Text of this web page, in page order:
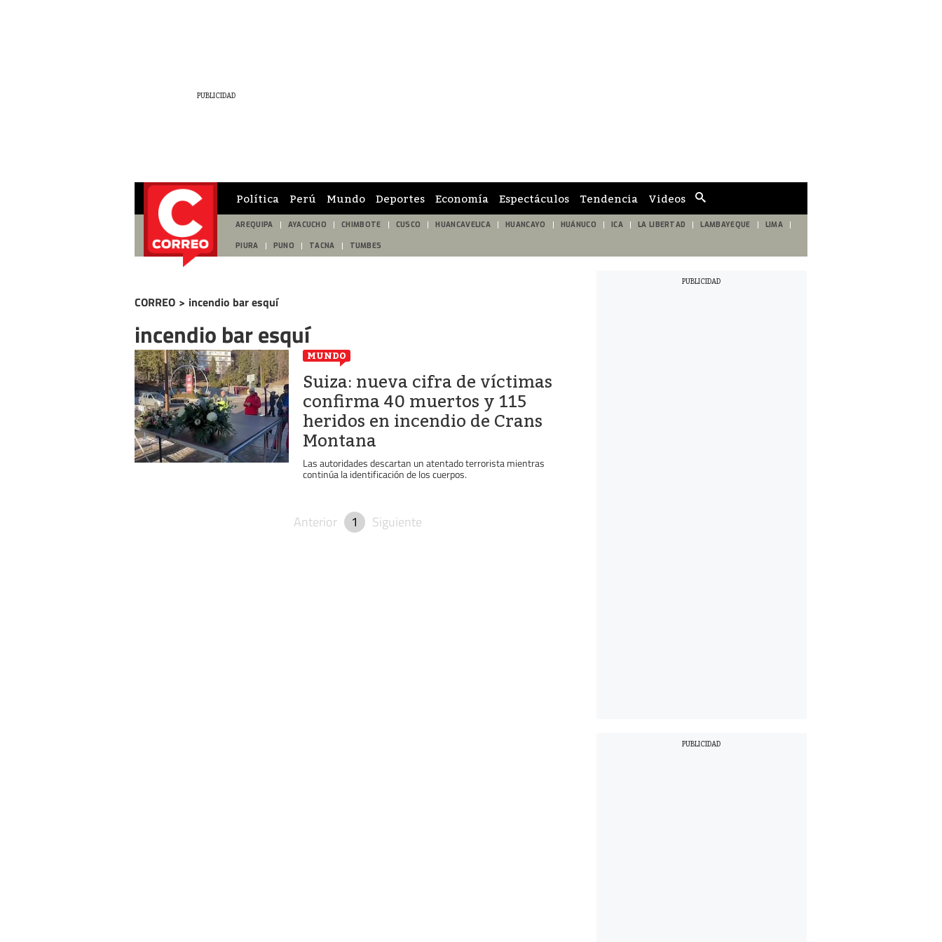
de
búsqueda
Política Perú Mundo Deportes Economía Espectáculos Tendencia Videos
AREQUIPA AYACUCHO CHIMBOTE CUSCO HUANCAVELICA HUANCAYO HUÁNUCO ICA LA LIBERTAD LAMBAYEQUE LIMA
PIURA PUNO TACNA TUMBES
CORREO > incendio bar esquí
incendio bar esquí
MUNDO
Suiza: nueva cifra de víctimas
confirma 40 muertos y 115
heridos en incendio de Crans
Montana
Las autoridades descartan un atentado terrorista mientras
continúa la identificación de los cuerpos.
Anterior 1 Siguiente